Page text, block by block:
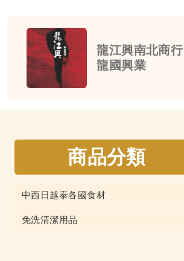
龍江興南北商行
龍國興業
商品分類
中西日越泰各國食材
免洗清潔用品